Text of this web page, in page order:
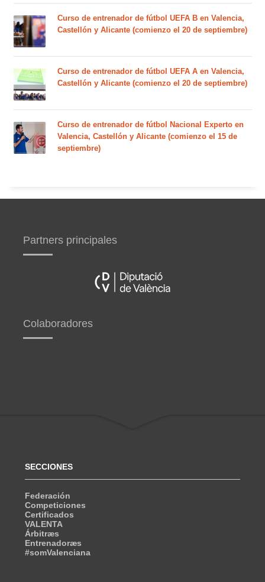
Curso de entrenador de fútbol UEFA B en Valencia,
Castellón y Alicante (comienzo el 20 de septiembre)
Curso de entrenador de fútbol UEFA A en Valencia,
Castellón y Alicante (comienzo el 20 de septiembre)
Curso de entrenador de fútbol Nacional Experto en
Valencia, Castellón y Alicante (comienzo el 15 de
septiembre)
Partners principales
Colaboradores
SECCIONES
Federación
Competiciones
Certificados
VALENTA
Árbitræs
Entrenadoræs
#somValenciana